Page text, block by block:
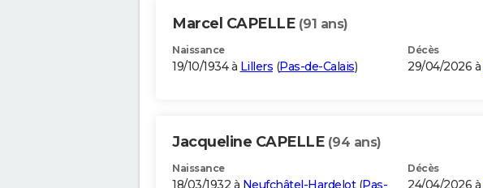
Marcel CAPELLE (91 ans)
Naissance
19/10/1934 à Lillers (Pas-de-Calais)
Décès
29/04/2026 à
Jacqueline CAPELLE (94 ans)
Naissance
18/03/1932 à Neufchâtel-Hardelot(Pas-
Décès
24/04/2026 à